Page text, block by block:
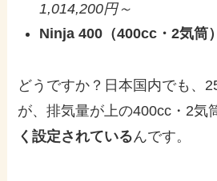
1,014,200円～
Ninja 400（400cc・2気筒）
どうですか？日本国内でも、
が、排気量が上の400cc・2気
く設定されているんです。